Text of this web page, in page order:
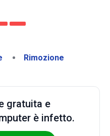
Rimozione
gratuita e
è infetto.